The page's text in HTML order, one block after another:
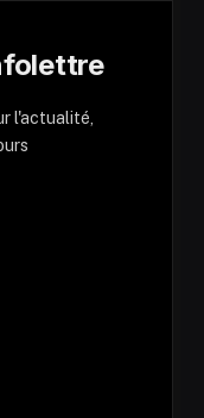
l'actualité,